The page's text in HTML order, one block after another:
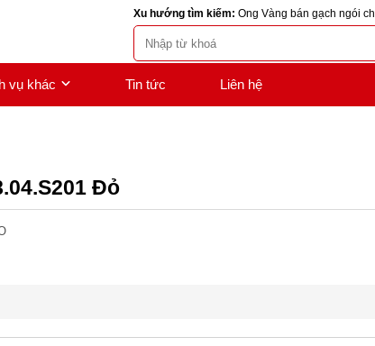
Xu hướng tìm kiếm: Ong Vàng bán gạch ngói
vụ khác Tin tức Liên hệ
Đỏ